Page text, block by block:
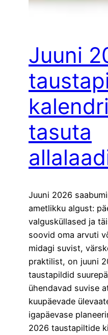
Juuni
tasuta
Juuni 2026
ametlikku algust:
valgusküllased ja
soovid oma arvuti
midagi suvist,
praktilist, on juuni
taustapildid
ühendavad suvise
kuupäevade
igapäevase
2026 taustapiltide